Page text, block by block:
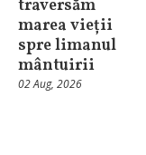
traversăm
marea vieții
spre limanul
mântuirii
02 Aug, 2026